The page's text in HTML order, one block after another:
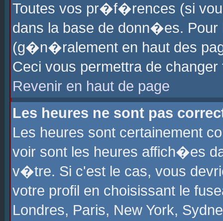
Toutes vos pr�f�rences (si
dans la base de donn�es.
(g�n�ralement en haut des
Ceci vous permettra de
Revenir en haut de page
Les heures ne sont pas
Les heures sont certainement
voir sont les heures affich�es
v�tre. Si c'est le cas, vous
votre profil en choisissant le
Londres, Paris, New York,